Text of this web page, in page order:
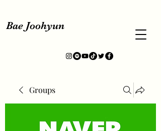
Bae Joohyun
Groups